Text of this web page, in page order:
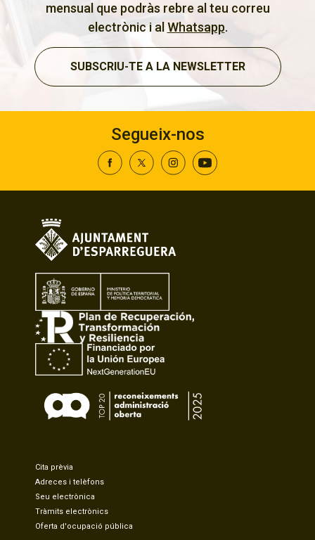
mensual que podràs rebre al teu correu
electrònic i al Whatsapp.
SUBSCRIU-TE A LA NEWSLETTER
Segueix-nos
Cita prèvia
Adreces i telèfons
Seu electrònica
Tràmits electrònics
Oferta d'ocupació pública